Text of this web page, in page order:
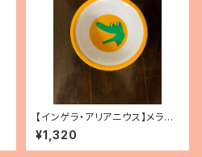
【インゲラ・アリアニウス】メラミ
ンボウル（ワニ）
¥1,320